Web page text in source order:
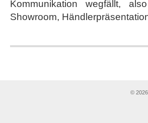
Kommunikation wegfällt,
Showroom,
©